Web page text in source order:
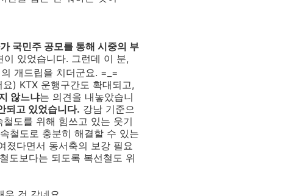
국민주 공모를 통해 시중의 부
이 있었습니다. 그런데 이 분,
개드립을 치더군요. =_=
) KTX 운행구간도 확대되고,
않느냐는 의견을 내놓았습니
되고 있었습니다. 강남 기준으
도를 위해 힘쓰고 있는 웃기
철도로 충분히 해결할 수 있는
졌다면서 동서축의 보강 필요
도보다는 되도록 복선철도 위